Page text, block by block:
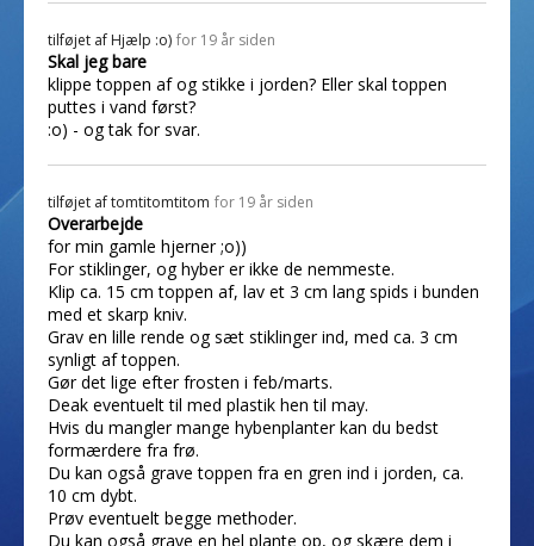
tilføjet af Hjælp :o) for 19 år siden
Skal jeg bare
klippe toppen af og stikke i jorden? Eller skal toppen
puttes i vand først?
:o) - og tak for svar.
tilføjet aftomtitomtitom for 19 år siden
Overarbejde
for min gamle hjerner ;o))
For stiklinger, og hyber er ikke de nemmeste.
Klip ca. 15 cm toppen af, lav et 3 cm lang spids i bunden
med et skarp kniv.
Grav en lille rende og sæt stiklinger ind, med ca. 3 cm
synligt af toppen.
Gør det lige efter frosten i feb/marts.
Deak eventuelt til med plastik hen til may.
Hvis du mangler mange hybenplanter kan du bedst
formærdere fra frø.
Du kan også grave toppen fra en gren ind i jorden, ca.
10 cm dybt.
Prøv eventuelt begge methoder.
Du kan også grave en hel plante op, og skære dem i